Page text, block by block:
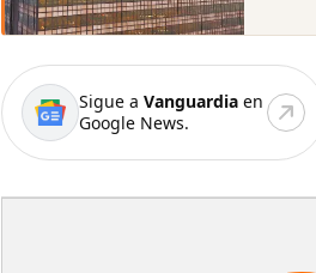
Sigue a Vanguardiaen
Google News.